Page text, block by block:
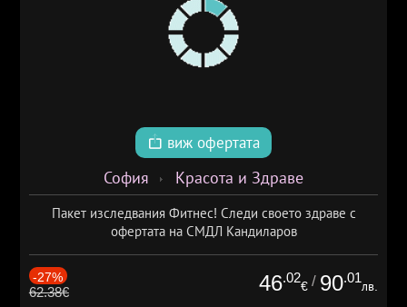
виж офертата
София Красота и Здраве
Пакет изследвания Фитнес! Следи своето здраве с
офертата на СМДЛ Кандиларов
-27%
62.38€ 46.02
€ / 90.01
лв.